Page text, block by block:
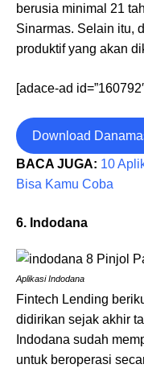
berusia minimal 21
Sinarmas. Selain itu,
produktif yang akan
[adace-ad
Download
BACA JUGA: 10
Bisa Kamu Coba
6. Indodana
Aplikasi Indodana
Fintech Lending
didirikan sejak akhir
Indodana sudah
untuk beroperasi